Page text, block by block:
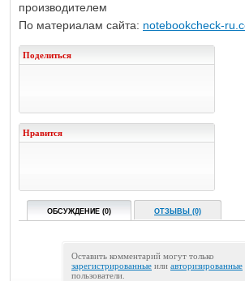
производителем
По материалам сайта: notebookcheck-
Поделиться
Нравится
ОБСУЖДЕНИЕ (0) ОТЗЫВЫ (0)
Оставить комментарий могут только
зарегистрированные или авторизированные
пользователи.